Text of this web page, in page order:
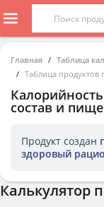
Главная
Таблица
Таблица продуктов
Калорийность
состав и
Продукт создан
здоровый
Калькулятор